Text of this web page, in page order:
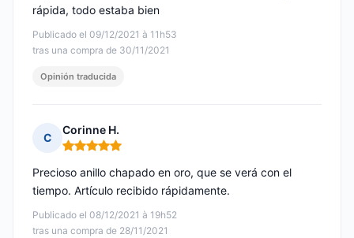
Publicado el 09/12/2021 à 11h53
tras una compra de 30/11/2021
rápida, todo estaba bien
Opinión traducida
C
Corinne H.
Nota: 5 de 5
Publicado el 08/12/2021 à 19h52
tras una compra de 28/11/2021
Precioso anillo chapado en oro, que se verá con el
tiempo. Artículo recibido rápidamente.